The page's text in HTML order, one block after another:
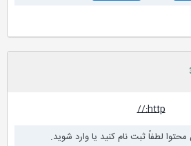
http://
لطفاً ثبت نام کنید یا وارد شوید.